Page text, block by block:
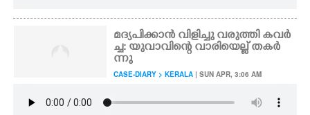
മദ്യപിക്കാൻ വിളിച്ചു വരുത്തി കവ‌ർ
ച്ച: യുവാവിന്റെ വാരിയെല്ല് തകർ
ന്നു
CASE-DIARY > KERALA | SUN APR, 3:06 AM